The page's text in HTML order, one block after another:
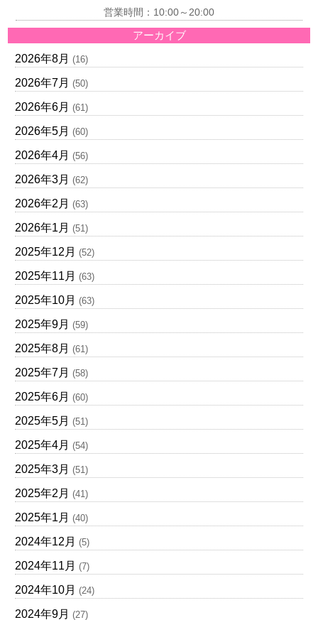
営業時間：10:00～20:00
アーカイブ
2026年8月 (16)
2026年7月 (50)
2026年6月 (61)
2026年5月 (60)
2026年4月 (56)
2026年3月 (62)
2026年2月 (63)
2026年1月 (51)
2025年12月 (52)
2025年11月 (63)
2025年10月 (63)
2025年9月 (59)
2025年8月 (61)
2025年7月 (58)
2025年6月 (60)
2025年5月 (51)
2025年4月 (54)
2025年3月 (51)
2025年2月 (41)
2025年1月 (40)
2024年12月 (5)
2024年11月 (7)
2024年10月 (24)
2024年9月 (27)